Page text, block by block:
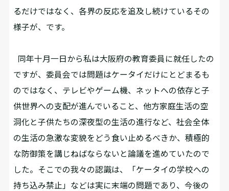
るだけではなく、各界の反応を追及し続けているその
様子が、です。
同年十月一日から私は大阪府の教育委員に就任したの
ですが、委員会では問題はケータイだけにとどまるも
のではなく、テレビやゲーム機、ネットへの依存と子
供世界への支配が進んでいること、他方家庭生活の空
洞化と子供たちの深夜型の生活の進行など、社会全体
の生活の急激な変貌をどう食い止めるべきか、積極的
な防御策を講じねばならないと論議を進めていたので
した。そこでの我々の認識は、「ケータイの学校への
持ち込み禁止」などは実に末端の問題であり、今後の